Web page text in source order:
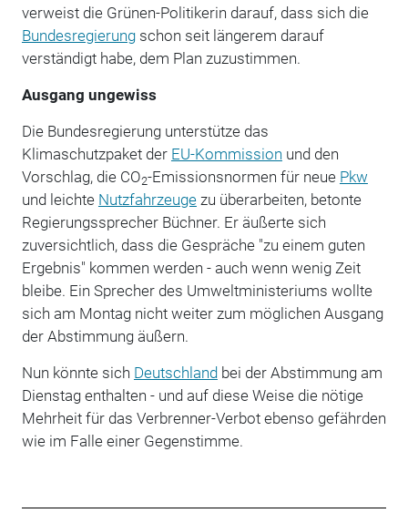
verweist die Grünen-Politikerin darauf, dass sich die
Bundesregierungschon seit längerem darauf
verständigt habe, dem Plan zuzustimmen.
Ausgang ungewiss
Die Bundesregierung unterstütze das
Klimaschutzpaket der EU-Kommission und den
Vorschlag, die CO2-Emissionsnormen für neue Pkw
und leichte Nutzfahrzeugezu überarbeiten, betonte
Regierungssprecher Büchner. Er äußerte sich
zuversichtlich, dass die Gespräche "zu einem guten
Ergebnis" kommen werden - auch wenn wenig Zeit
bleibe. Ein Sprecher des Umweltministeriums wollte
sich am Montag nicht weiter zum möglichen Ausgang
der Abstimmung äußern.
Nun könnte sich Deutschlandbei der Abstimmung am
Dienstag enthalten - und auf diese Weise die nötige
Mehrheit für das Verbrenner-Verbot ebenso gefährden
wie im Falle einer Gegenstimme.